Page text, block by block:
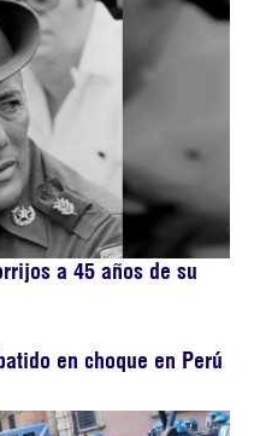
a 45 años de su
en choque en Perú